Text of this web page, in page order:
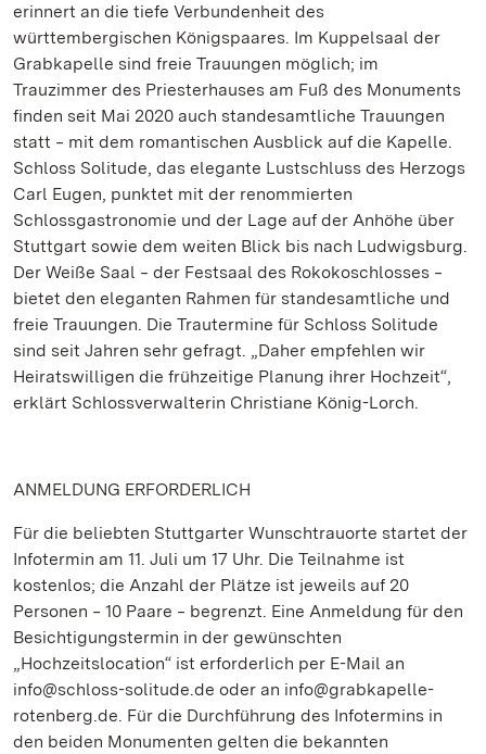
erinnert an die tiefe Verbundenheit des
württembergischen Königspaares. Im Kuppelsaal der
Grabkapelle sind freie Trauungen möglich; im
Trauzimmer des Priesterhauses am Fuß des Monuments
finden seit Mai 2020 auch standesamtliche Trauungen
statt ‒ mit dem romantischen Ausblick auf die Kapelle.
Schloss Solitude, das elegante Lustschluss des Herzogs
Carl Eugen, punktet mit der renommierten
Schlossgastronomie und der Lage auf der Anhöhe über
Stuttgart sowie dem weiten Blick bis nach Ludwigsburg.
Der Weiße Saal ‒ der Festsaal des Rokokoschlosses ‒
bietet den eleganten Rahmen für standesamtliche und
freie Trauungen. Die Trautermine für Schloss Solitude
sind seit Jahren sehr gefragt. „Daher empfehlen wir
Heiratswilligen die frühzeitige Planung ihrer Hochzeit“,
erklärt Schlossverwalterin Christiane König-Lorch.
ANMELDUNG ERFORDERLICH
Für die beliebten Stuttgarter Wunschtrauorte startet der
Infotermin am 11. Juli um 17 Uhr. Die Teilnahme ist
kostenlos; die Anzahl der Plätze ist jeweils auf 20
Personen ‒ 10 Paare ‒ begrenzt. Eine Anmeldung für den
Besichtigungstermin in der gewünschten
„Hochzeitslocation“ ist erforderlich per E-Mail an
info@schloss-solitude.de oder an info@grabkapelle-
rotenberg.de. Für die Durchführung des Infotermins in
den beiden Monumenten gelten die bekannten